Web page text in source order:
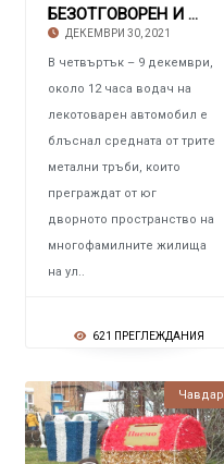
БЕЗОТГОВОРЕН И НАХАЛЕН ШОФЬОР Прегази метал
ДЕКЕМВРИ 30, 2021
В четвъртък – 9 декември,
около 12 часа водач на
лекотоварен автомобил е
блъснал средната от трите
метални тръби, които
преграждат от юг
дворното пространство на
многофамилните жилища
на ул..
621 ПРЕГЛЕЖДАНИЯ
Чавдар